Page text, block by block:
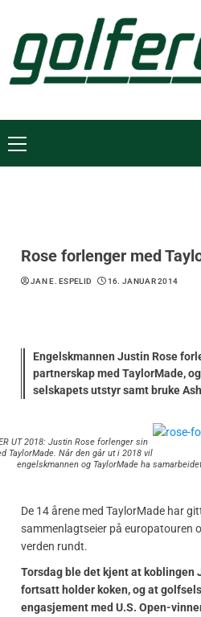
Rose forlenger med
JAN E. ESPELID 16. JANUAR 2014
Engelskmannen Justin Rose
partnerskap med TaylorMade,
selskapets utstyr samt bruke
UT 2018: Justin Rose forlenger sin
TaylorMade. Når den går ut i 2018 vil
engelskmannen og TaylorMade ha
De 14 årene med TaylorMade har
sammenlagtseier på europatouren
verden rundt.
Torsdag ble det kjent at koblingen
fortsatt holder koken, og at
engasjement med U.S. Open-